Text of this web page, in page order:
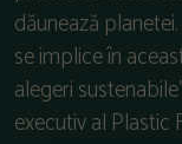
dăunează
se implice în
alegeri
executiv al Plastic